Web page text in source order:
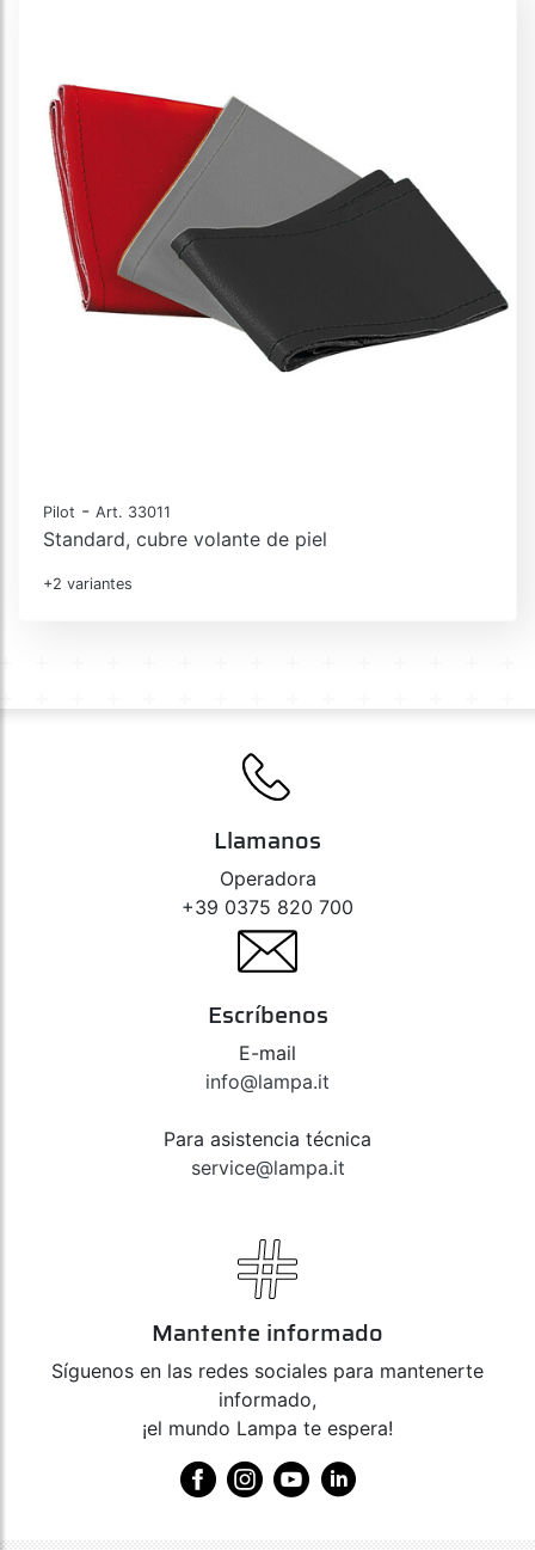
Pilot - Art. 33011
Standard, cubre volante de piel
+2 variantes
Llamanos
Operadora
+39 0375 820 700
Escríbenos
E-mail
info@lampa.it
Para asistencia técnica
service@lampa.it
Mantente informado
Síguenos en las redes sociales para mantenerte
informado,
¡el mundo Lampa te espera!